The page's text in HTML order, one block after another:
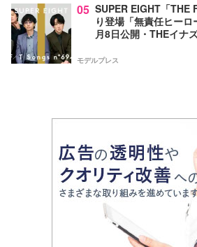
05 SUPER EIGHT「THE
り登場「無責任ヒー
月8日公開・THEイナ
モデルプレス